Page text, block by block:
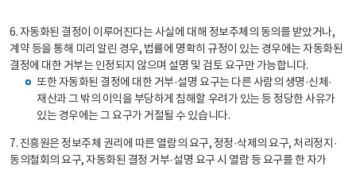
6. 자동화된 결정이 이루어진다는 사실에 대해 정보주체의 동의를 받았거나,
계약 등을 통해 미리 알린 경우, 법률에 명확히 규정이 있는 경우에는 자동화된
결정에 대한 거부는 인정되지 않으며 설명 및 검토 요구만 가능합니다.
또한 자동화된 결정에 대한 거부·설명 요구는 다른 사람의 생명·신체·
재산과 그 밖의 이익을 부당하게 침해할 우려가 있는 등 정당한 사유가
있는 경우에는 그 요구가 거절될 수 있습니다.
7. 진흥원은 정보주체 권리에 따른 열람의 요구, 정정·삭제의 요구, 처리정지·
동의철회의 요구, 자동화된 결정 거부·설명 요구 시 열람 등 요구를 한 자가